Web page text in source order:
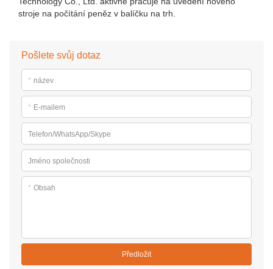
stroje na počítání peněz v balíčku na trh.
Pošlete svůj dotaz
* název
* E-mailem
Telefon/WhatsApp/Skype
Jméno společnosti
* Obsah
Předložit